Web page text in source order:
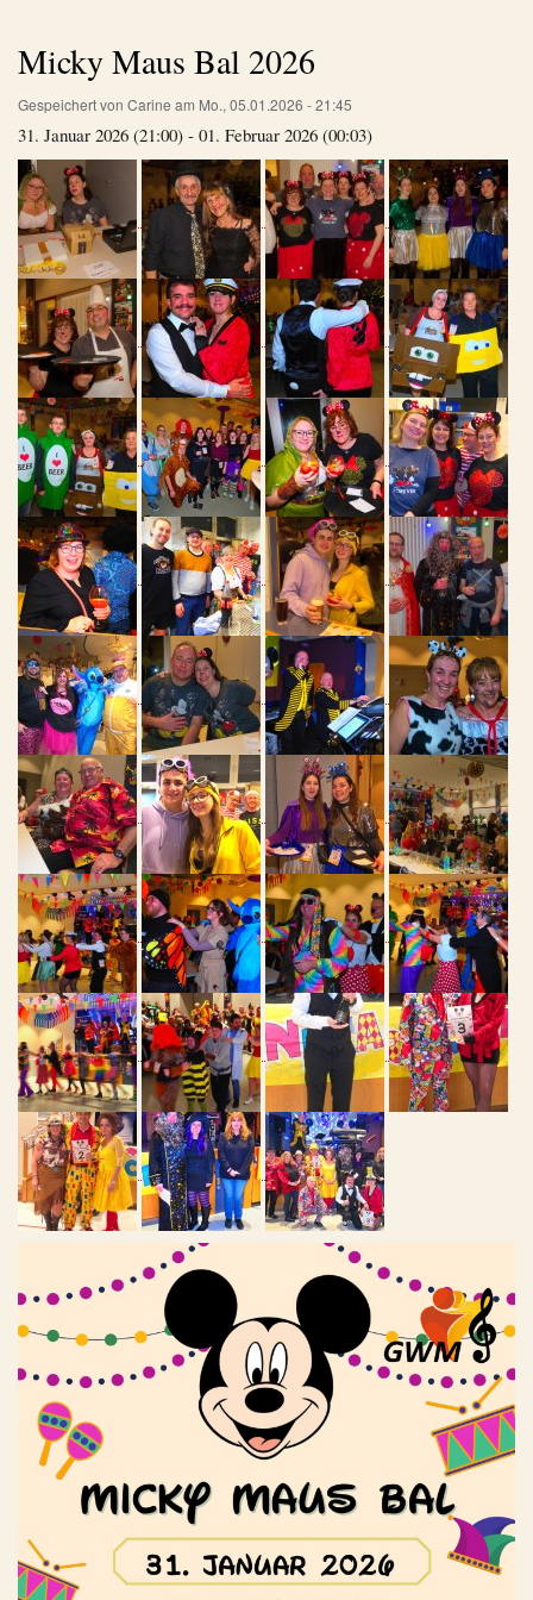
Micky Maus Bal 2026
Gespeichert von Carine am Mo., 05.01.2026 - 21:45
31. Januar 2026 (21:00) - 01. Februar 2026 (00:03)